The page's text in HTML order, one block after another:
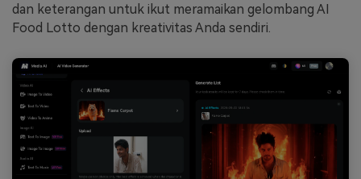
dan keterangan untuk ikut meramaikan gelombang AI
Food Lotto dengan kreativitas Anda sendiri.